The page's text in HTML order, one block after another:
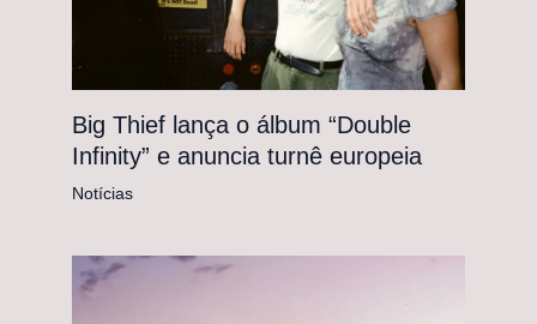
Big Thief lança o álbum “Double
Infinity” e anuncia turnê europeia
Notícias